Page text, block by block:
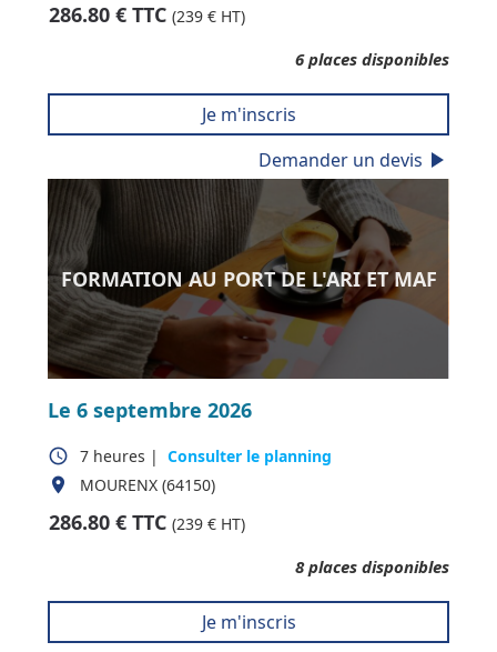
286.80€ TTC(239 € HT)
6places disponibles
Je m'inscris
Demander un devis play_arrow
FORMATION AU PORT DE L'ARI ET MAF
Le 6 septembre 2026
access_time 7 heures | Consulter le planning
place
MOURENX (64150)
286.80€ TTC(239 € HT)
8places disponibles
Je m'inscris